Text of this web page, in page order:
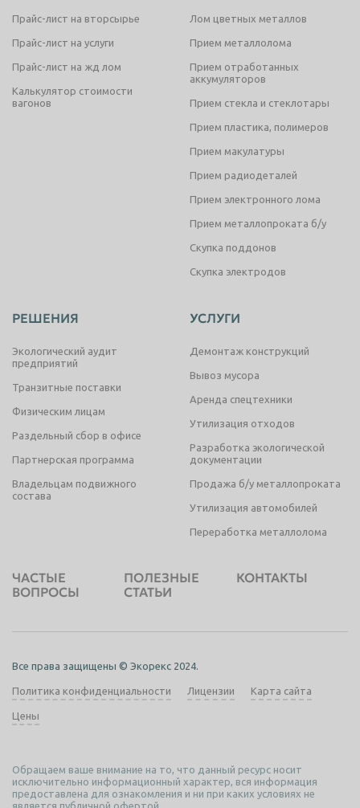
Прайс-лист на вторсырье
Прайс-лист на услуги
Прайс-лист на жд лом
Калькулятор стоимости
вагонов
Лом цветных металлов
Прием металлолома
Прием отработанных
аккумуляторов
Прием стекла и стеклотары
Прием пластика, полимеров
Прием макулатуры
Прием радиодеталей
Прием электронного лома
Прием металлопроката б/у
Скупка поддонов
Скупка электродов
РЕШЕНИЯ
Экологический аудит
предприятий
Транзитные поставки
Физическим лицам
Раздельный сбор в офисе
Партнерская программа
Владельцам подвижного
состава
УСЛУГИ
Демонтаж конструкций
Вывоз мусора
Аренда спецтехники
Утилизация отходов
Разработка экологической
документации
Продажа б/у металлопроката
Утилизация автомобилей
Переработка металлолома
ЧАСТЫЕ
ВОПРОСЫ
ПОЛЕЗНЫЕ
СТАТЬИ
КОНТАКТЫ
Все права защищены © Экорекс 2024.
Политика конфиденциальности Лицензии Карта сайта
Цены
Обращаем ваше внимание на то, что данный ресурс носит
исключительно информационный характер, вся информация
предоставлена для ознакомления и ни при каких условиях не
является публичной офертой.